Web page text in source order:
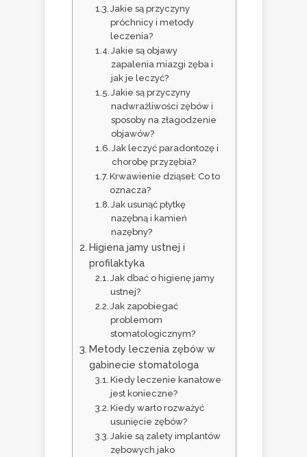
Jakie są przyczyny
próchnicy i metody
leczenia?
Jakie są objawy
zapalenia miazgi zęba i
jak je leczyć?
Jakie są przyczyny
nadwrażliwości zębów i
sposoby na złagodzenie
objawów?
Jak leczyć paradontozę i
chorobę przyzębia?
Krwawienie dziąseł: Co to
oznacza?
Jak usunąć płytkę
nazębną i kamień
nazębny?
Higiena jamy ustnej i
profilaktyka
Jak dbać o higienę jamy
ustnej?
Jak zapobiegać
problemom
stomatologicznym?
Metody leczenia zębów w
gabinecie stomatologa
Kiedy leczenie kanałowe
jest konieczne?
Kiedy warto rozważyć
usunięcie zębów?
Jakie są zalety implantów
zębowych jako